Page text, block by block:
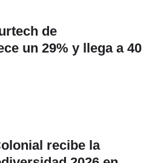
de
un 29% y llega a 40
recibe la